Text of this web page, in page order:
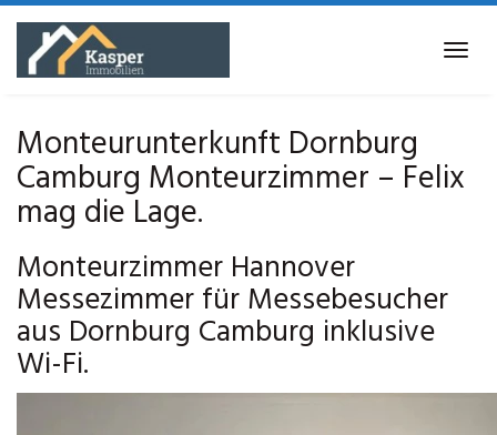
Skip
main
Monteurunterkunft Dornburg
Camburg Monteurzimmer – Felix
mag die Lage.
Monteurzimmer Hannover
Messezimmer für Messebesucher
aus Dornburg Camburg inklusive
Wi-Fi.